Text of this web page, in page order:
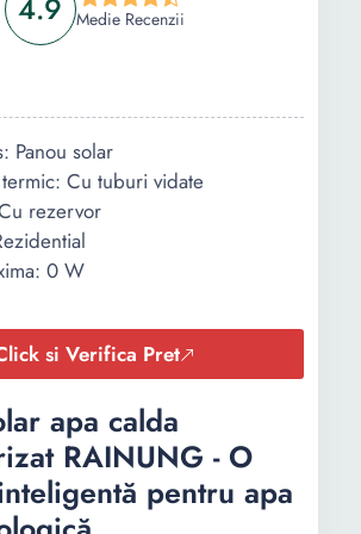
1 colet rezervor
1 colet vas flotor
1 colet suport si
sistem de
prindere
4.9 Medie Recenzii
Panou solar
Cu tuburi vidate
rezervor
0 W
si Verifica Pret
apa calda
RAINUNG - O
pentru apa